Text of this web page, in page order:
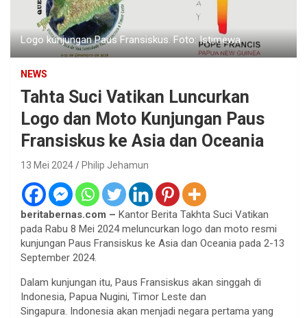
Logo kunjungan Paus Fransiskus. Foto: Istimewa
NEWS
Tahta Suci Vatikan Luncurkan
Logo dan Moto Kunjungan Paus
Fransiskus ke Asia dan Oceania
13 Mei 2024 Philip Jehamun
beritabernas.com – Kantor Berita Takhta Suci Vatikan
pada Rabu 8 Mei 2024 meluncurkan logo dan moto resmi
kunjungan Paus Fransiskus ke Asia dan Oceania pada 2-13
September 2024.
Dalam kunjungan itu, Paus Fransiskus akan singgah di
Indonesia, Papua Nugini, Timor Leste dan
Singapura. Indonesia akan menjadi negara pertama yang